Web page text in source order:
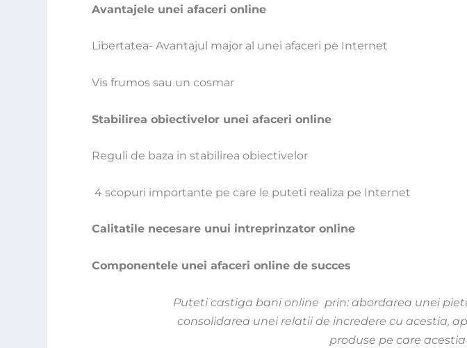
Avantajele unei afaceri online
Libertatea- Avantajul major al unei afaceri pe Internet
Vis frumos sau un cosmar
Stabilirea obiectivelor unei afaceri online
Reguli de baza in stabilirea obiectivelor
4 scopuri importante pe care le puteti realiza pe Internet
Calitatile necesare unui intreprinzator online
Componentele unei afaceri online de succes
Puteti castiga bani online prin: abordarea unei
consolidarea unei relatii de incredere cu acestia,
produse pe care